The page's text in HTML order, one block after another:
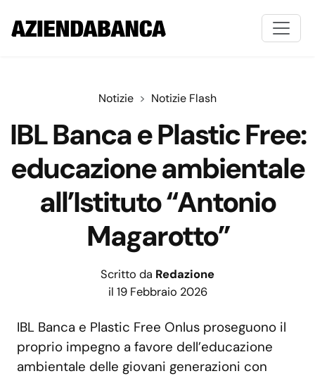
Notizie Notizie Flash
IBL Banca e Plastic Free:
educazione ambientale
all’Istituto “Antonio
Magarotto”
Scritto da Redazione
il 19 Febbraio 2026
IBL Banca e Plastic Free Onlus proseguono il
proprio impegno a favore dell’educazione
ambientale delle giovani generazioni con